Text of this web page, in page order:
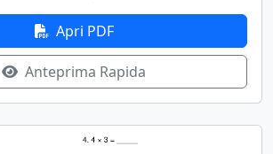
Apri PDF
Anteprima Rapida